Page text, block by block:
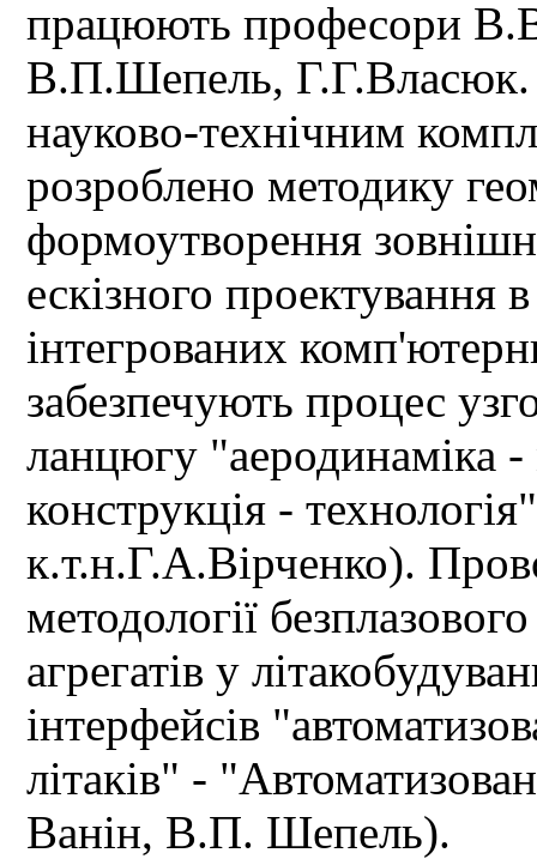
працюють професори
В.П.Шепель, Г.Г.Власюк.
науково-технічним
розроблено методику
формоутворення
ескізного проектування
інтегрованих
забезпечують процес
ланцюгу "аеродинаміка
конструкція -
к.т.н.Г.А.Вірченко).
методології
агрегатів у
інтерфейсів
літаків" -
Ванін, В.П. Шепель).